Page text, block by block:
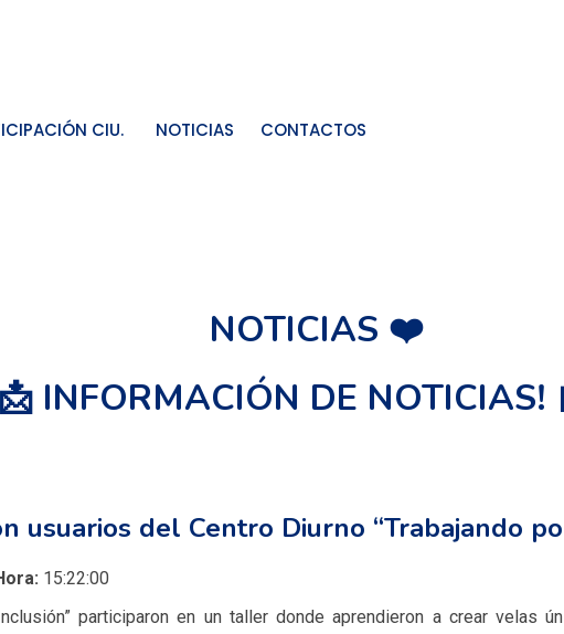
CIU. NOTICIAS CONTACTOS
NOTICIAS ❤️
📩 INFORMACIÓN DE NOTICIAS!
usuarios del Centro Diurno “Trabajando
15:22:00
participaron en un taller donde aprendieron a crear velas